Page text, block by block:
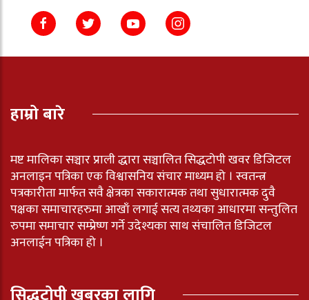
हाम्रो बारे
मष्ट मालिका सञ्चार प्राली द्धारा सञ्चालित सिद्धटोपी खवर डिजिटल
अनलाइन पत्रिका एक विश्वासनिय संचार माध्यम हो । स्वतन्त्र
पत्रकारीता मार्फत सवै क्षेत्रका सकारात्मक तथा सुधारात्मक दुवै
पक्षका समाचारहरुमा आखाँ लगाई सत्य तथ्यका आधारमा सन्तुलित
रुपमा समाचार सम्प्रेष्ण गर्ने उदेश्यका साथ संचालित डिजिटल
अनलाईन पत्रिका हो ।